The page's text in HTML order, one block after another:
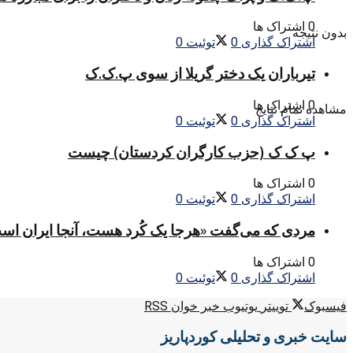
بدون نتیجه
مشاهده تمام نتایج
0 اشتراک ها
اشتراک گذاری 0 توئیت 0
تیرباران یک دختر گریلا از سوی پ.ک.ک
0 اشتراک ها
اشتراک گذاری 0 توئیت 0
پ ک ک (حزب کارگران کردستان) چیست
0 اشتراک ها
اشتراک گذاری 0 توئیت 0
مردی که می‌گفت «هرجا یک کُرد هست، آنجا ایران
0 اشتراک ها
اشتراک گذاری 0 توئیت 0
فیسبوک
توییتر یوتیوب خبر خوان RSS
سایت خبری و تحلیلی کوردپاریز